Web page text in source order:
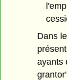
Dans
ayants